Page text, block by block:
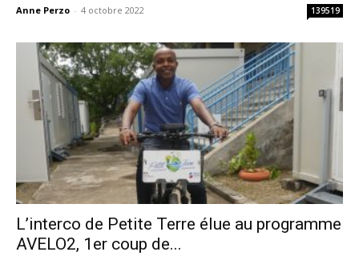
Anne Perzo - 4 octobre 2022 139519
L’interco de Petite Terre élue au programme
AVELO2, 1er coup de...